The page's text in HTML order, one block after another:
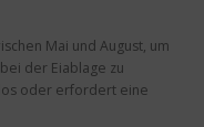
Mai und August, um
der Eiablage zu
oder erfordert eine